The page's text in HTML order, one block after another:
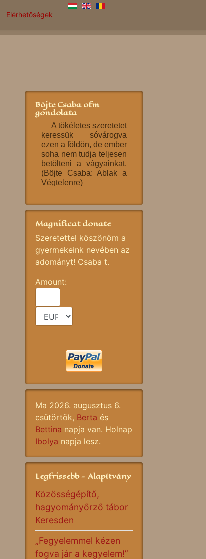
Elérhetőségek
Böjte Csaba ofm
gondolata
A tökéletes szeretetet
keressük sóvárogva
ezen a földön, de ember
soha nem tudja teljesen
betölteni a vágyainkat.
(Böjte Csaba: Ablak a
Végtelenre)
Magnificat donate
Szeretettel köszönöm a
gyermekeink nevében az
adományt! Csaba t.
Amount:
Ma 2026. augusztus 6.
csütörtök, Berta és
Bettina napja van. Holnap
Ibolya napja lesz.
Legfrissebb - Alapítvány
Közösségépítő,
hagyományőrző tábor
Keresden
„Fegyelemmel kézen
fogva jár a kegyelem!”